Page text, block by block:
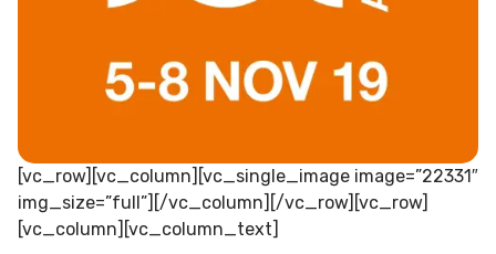
[vc_row][vc_column][vc_single_image image=”22331″
img_size=”full”][/vc_column][/vc_row][vc_row]
[vc_column][vc_column_text]